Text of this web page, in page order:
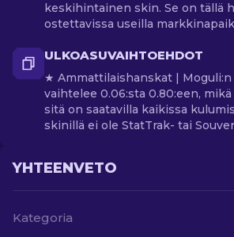
keskihintainen skin. Se on tällä
ostettavissa useilla
ULKOASUVAIHTOEHDOT
★ Ammattilaishanskat | Moguli:n
vaihtelee 0.06:sta 0.80:een,
sitä on saatavilla kaikissa
skinillä ei ole StatTrak- tai
YHTEENVETO
Kategoria